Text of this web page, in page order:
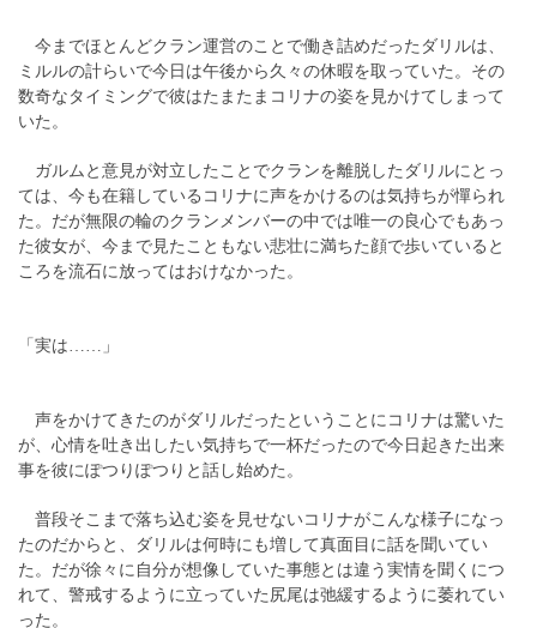
今までほとんどクラン運営のことで働き詰めだったダリルは、
ミルルの計らいで今日は午後から久々の休暇を取っていた。その
数奇なタイミングで彼はたまたまコリナの姿を見かけてしまって
いた。
ガルムと意見が対立したことでクランを離脱したダリルにとっ
ては、今も在籍しているコリナに声をかけるのは気持ちが憚られ
た。だが無限の輪のクランメンバーの中では唯一の良心でもあっ
た彼女が、今まで見たこともない悲壮に満ちた顔で歩いていると
ころを流石に放ってはおけなかった。
「実は……」
声をかけてきたのがダリルだったということにコリナは驚いた
が、心情を吐き出したい気持ちで一杯だったので今日起きた出来
事を彼にぽつりぽつりと話し始めた。
普段そこまで落ち込む姿を見せないコリナがこんな様子になっ
たのだからと、ダリルは何時にも増して真面目に話を聞いてい
た。だが徐々に自分が想像していた事態とは違う実情を聞くにつ
れて、警戒するように立っていた尻尾は弛緩するように萎れてい
った。